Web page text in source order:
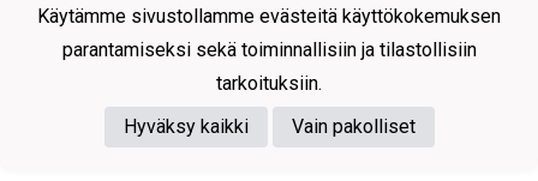
Käytämme sivustollamme evästeitä käyttökokemuksen
parantamiseksi sekä toiminnallisiin ja tilastollisiin
tarkoituksiin.
Hyväksy kaikki
Vain pakolliset